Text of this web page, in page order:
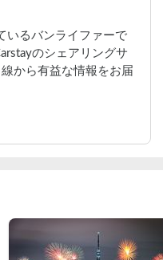
いるバンライファーで
のシェアリングサ
から有益な情報をお届